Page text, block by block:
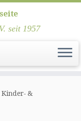
seit 1957
Kinder- &